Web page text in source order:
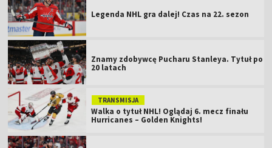
Legenda NHL gra dalej! Czas na 22. sezon
Znamy zdobywcę Pucharu Stanleya. Tytuł po
20 latach
TRANSMISJA
Walka o tytuł NHL! Oglądaj 6. mecz finału
Hurricanes – Golden Knights!